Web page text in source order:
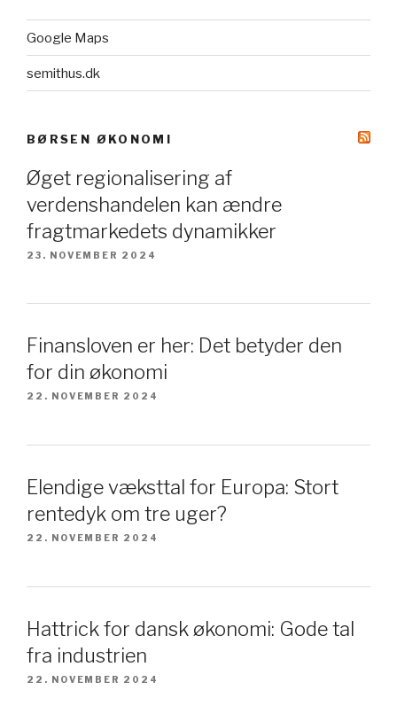
Google Maps
semithus.dk
BØRSEN ØKONOMI
Øget regionalisering af
verdenshandelen kan ændre
fragtmarkedets dynamikker
23. NOVEMBER 2024
Finansloven er her: Det betyder den
for din økonomi
22. NOVEMBER 2024
Elendige væksttal for Europa: Stort
rentedyk om tre uger?
22. NOVEMBER 2024
Hattrick for dansk økonomi: Gode tal
fra industrien
22. NOVEMBER 2024